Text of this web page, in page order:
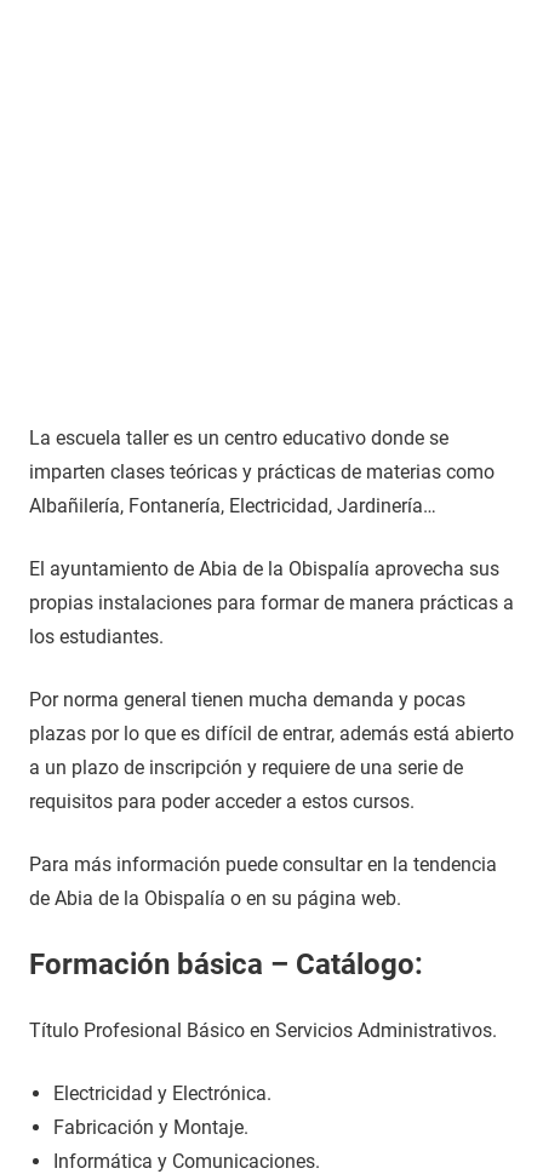
La escuela taller es un centro educativo donde se
imparten clases teóricas y prácticas de materias como
Albañilería, Fontanería, Electricidad, Jardinería…
El ayuntamiento de Abia de la Obispalía aprovecha sus
propias instalaciones para formar de manera prácticas a
los estudiantes.
Por norma general tienen mucha demanda y pocas
plazas por lo que es difícil de entrar, además está abierto
a un plazo de inscripción y requiere de una serie de
requisitos para poder acceder a estos cursos.
Para más información puede consultar en la tendencia
de Abia de la Obispalía o en su página web.
Formación básica – Catálogo:
Título Profesional Básico en Servicios Administrativos.
Electricidad y Electrónica.
Fabricación y Montaje.
Informática y Comunicaciones.